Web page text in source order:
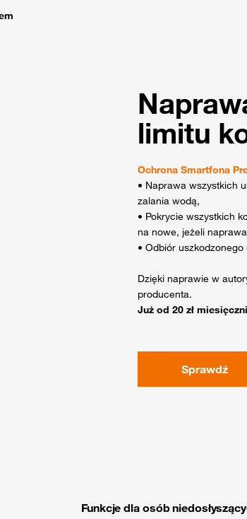
limitu
Ochrona Smartfona
• Naprawa wszystkich
zalania wodą,
• Pokrycie wszystkich
na nowe, jeżeli
• Odbiór
Dzięki naprawie w
producenta.
Już od 20 zł
Sprawdź
Funkcje dla osób